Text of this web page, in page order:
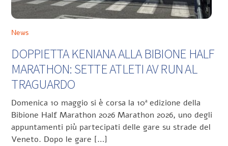
News
DOPPIETTA KENIANA ALLA BIBIONE HALF
MARATHON: SETTE ATLETI AV RUN AL
TRAGUARDO
Domenica 10 maggio si è corsa la 10ª edizione della
Bibione Half Marathon 2026 Marathon 2026, uno degli
appuntamenti più partecipati delle gare su strade del
Veneto. Dopo le gare […]